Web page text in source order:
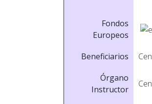
Fondos
Europeos
Beneficiarios
Órgano
Instructor